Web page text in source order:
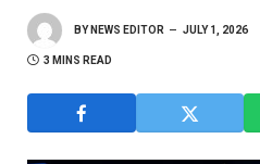
BY NEWS EDITOR JULY 1, 2026
3 MINS READ